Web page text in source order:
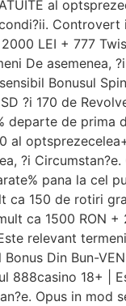
al
Controvert
LEI + 777
De asemenea,
Bonusul
?i 170 de
departe de prima
al
?i
pana la cel
ca 150 de rotiri
ca 1500 RON +
relevant
Din Bun-
888casino 18+ |
Opus in mod